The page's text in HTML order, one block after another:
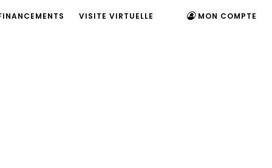
VISITE VIRTUELLE MON COMPTE